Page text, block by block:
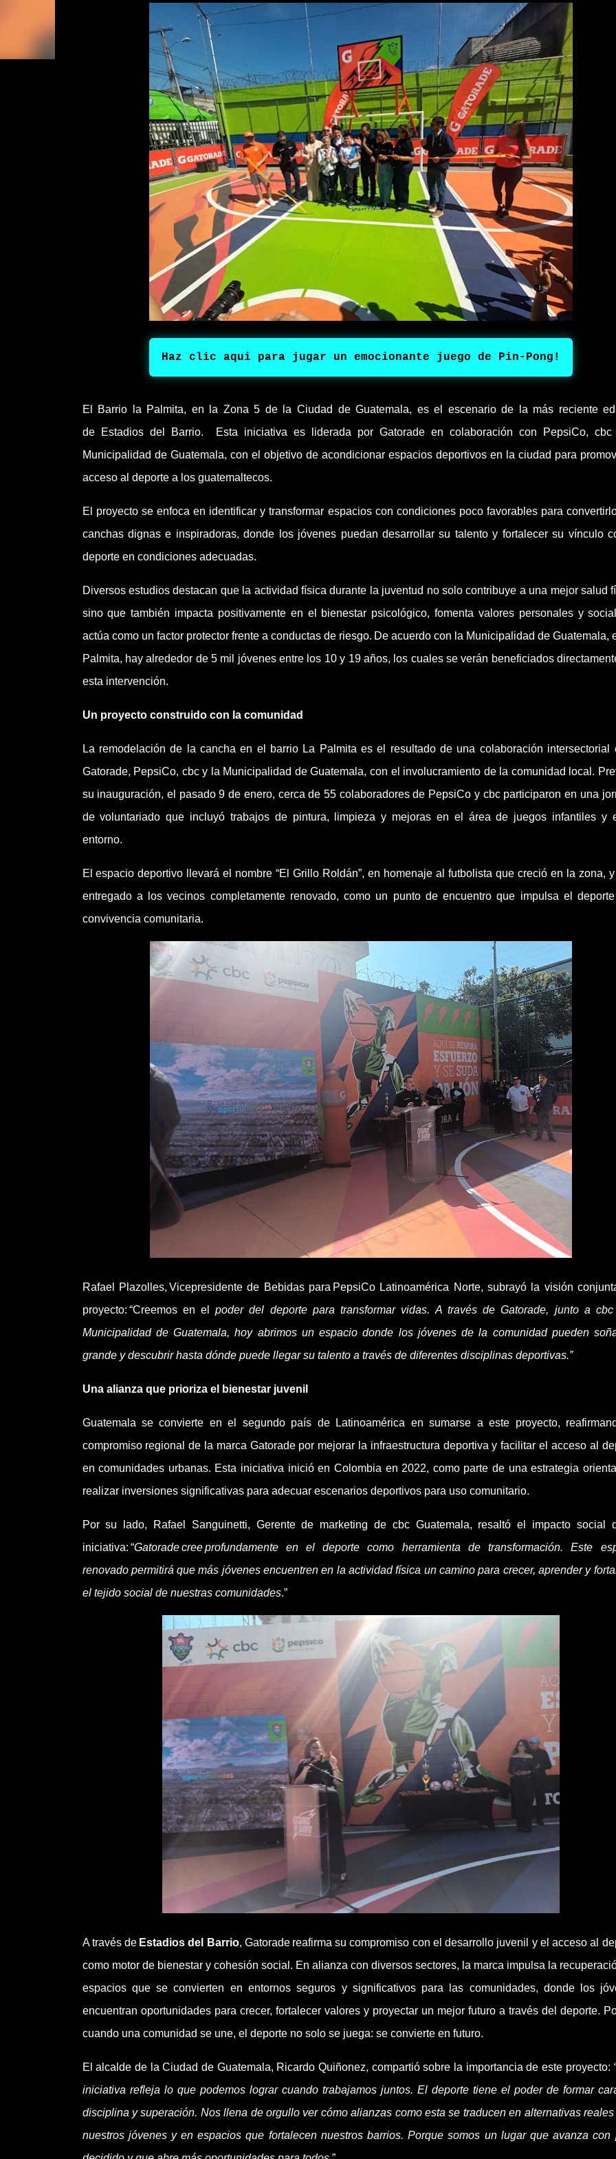
formato plegable. • Experiencia fotográfica con IA: El motorola razr 70 combina un sistema dual de cámara de 50
con funciones inteligentes avanzadas para capturar imágenes profesionales desde cualquier ángulo. • Modo
Camcorder: La función “Zoom Inteligente” (Rotate to zoom en inglés) permite emular el agarre de una
retro al plegar el teléfono a 90°, facilitando el control del zoom digital con ...
Haz clic aqui para jugar un emocionante juego de Pin-Pong!
El Barrio la Palmita, en la Zona 5 de la Ciudad de Guatemala, es el escenario de la más reciente
de Estadios del Barrio. Esta iniciativa es liderada por Gatorade en colaboración con PepsiCo,
Municipalidad de Guatemala, con el objetivo de acondicionar espacios deportivos en la ciudad para
acceso al deporte a los guatemaltecos.
El proyecto se enfoca en identificar y transformar espacios con condiciones poco favorables para
canchas dignas e inspiradoras, donde los jóvenes puedan desarrollar su talento y fortalecer su vínculo
deporte en condiciones adecuadas.
Diversos estudios destacan que la actividad física durante la juventud no solo contribuye a una mejor salud
sino que también impacta positivamente en el bienestar psicológico, fomenta valores personales y
actúa como un factor protector frente a conductas de riesgo. De acuerdo con la Municipalidad de Guatemala,
Palmita, hay alrededor de 5 mil jóvenes entre los 10 y 19 años, los cuales se verán beneficiados
esta intervención.
Un proyecto construido con la comunidad
La remodelación de la cancha en el barrio La Palmita es el resultado de una colaboración intersectorial
Gatorade, PepsiCo, cbc y la Municipalidad de Guatemala, con el involucramiento de la comunidad local.
su inauguración, el pasado 9 de enero, cerca de 55 colaboradores de PepsiCo y cbc participaron en una
de voluntariado que incluyó trabajos de pintura, limpieza y mejoras en el área de juegos infantiles y
entorno.
El espacio deportivo llevará el nombre “El Grillo Roldán”, en homenaje al futbolista que creció en la zona,
entregado a los vecinos completamente renovado, como un punto de encuentro que impulsa el
convivencia comunitaria.
Rafael Plazolles, Vicepresidente de Bebidas para PepsiCo Latinoamérica Norte, subrayó la visión
proyecto: “Creemos en el
poder del deporte para transformar vidas. A través de Gatorade, junto a
Municipalidad de Guatemala, hoy abrimos un espacio donde los jóvenes de la comunidad pueden
grande y descubrir hasta dónde puede llegar su talento a través de diferentes disciplinas deportivas.”
Una alianza que prioriza el bienestar juvenil
Guatemala se convierte en el segundo país de Latinoamérica en sumarse a este proyecto,
compromiso regional de la marca Gatorade por mejorar la infraestructura deportiva y facilitar el acceso al
en comunidades urbanas. Esta iniciativa inició en Colombia en 2022, como parte de una estrategia
realizar inversiones significativas para adecuar escenarios deportivos para uso comunitario.
Por su lado, Rafael Sanguinetti, Gerente de marketing de cbc Guatemala, resaltó el impacto social
iniciativa: “Gatorade cree profundamente en el deporte como herramienta de transformación. Este
renovado permitirá que más jóvenes encuentren en la actividad física un camino para crecer, aprender y
el tejido social de nuestras comunidades.”
A través de Estadios del Barrio, Gatorade reafirma su compromiso con el desarrollo juvenil y el acceso al
como motor de bienestar y cohesión social. En alianza con diversos sectores, la marca impulsa la
espacios que se convierten en entornos seguros y significativos para las comunidades, donde los
encuentran oportunidades para crecer, fortalecer valores y proyectar un mejor futuro a través del deporte.
cuando una comunidad se une, el deporte no solo se juega: se convierte en futuro.
El alcalde de la Ciudad de Guatemala, Ricardo Quiñonez, compartió sobre la importancia de este proyecto:
iniciativa refleja lo que podemos lograr cuando trabajamos juntos. El deporte tiene el poder de formar
disciplina y superación. Nos llena de orgullo ver cómo alianzas como esta se traducen en alternativas reales
nuestros jóvenes y en espacios que fortalecen nuestros barrios. Porque somos un lugar que avanza con